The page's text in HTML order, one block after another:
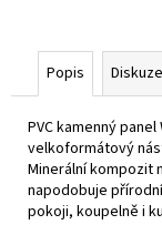
Popis Diskuze
PVC kamenný
velkoformátový
Minerální kompozit
napodobuje
pokoji, koupelně i